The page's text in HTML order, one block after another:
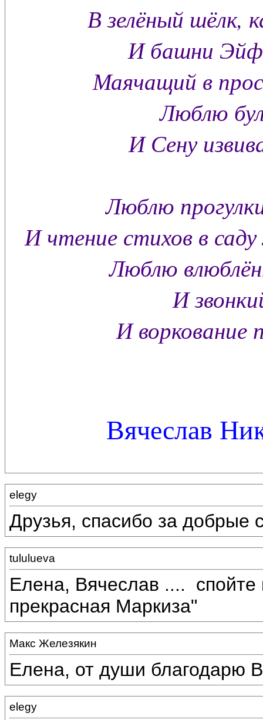
В зелёный шёлк,
И башни
Маячащий в
Люблю
И Сену
Люблю
И чтение стихов в
Люблю
И
И воркование
Вячеслав
elegy
Друзья, спасибо за добрые
tululueva
Елена, Вячеслав ....
прекрасная Маркиза"
Макс Железякин
Елена, от души благодарю
elegy